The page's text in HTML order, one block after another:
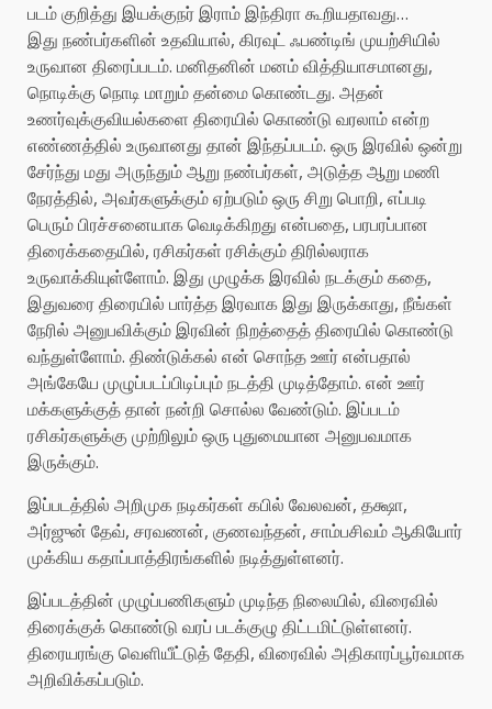
படம் குறித்து இயக்குநர் இராம் இந்திரா கூறியதாவது…
இது நண்பர்களின் உதவியால், கிரவுட் ஃபண்டிங் முயற்சியில்
உருவான திரைப்படம். மனிதனின் மனம் வித்தியாசமானது,
நொடிக்கு நொடி மாறும் தன்மை கொண்டது. அதன்
உணர்வுக்குவியல்களை திரையில் கொண்டு வரலாம் என்ற
எண்ணத்தில் உருவானது தான் இந்தப்படம். ஒரு இரவில் ஒன்று
சேர்ந்து மது அருந்தும் ஆறு நண்பர்கள், அடுத்த ஆறு மணி
நேரத்தில், அவர்களுக்கும் ஏற்படும் ஒரு சிறு பொறி, எப்படி
பெரும் பிரச்சனையாக வெடிக்கிறது என்பதை, பரபரப்பான
திரைக்கதையில், ரசிகர்கள் ரசிக்கும் திரில்லராக
உருவாக்கியுள்ளோம். இது முழுக்க இரவில் நடக்கும் கதை,
இதுவரை திரையில் பார்த்த இரவாக இது இருக்காது, நீங்கள்
நேரில் அனுபவிக்கும் இரவின் நிறத்தைத் திரையில் கொண்டு
வந்துள்ளோம். திண்டுக்கல் என் சொந்த ஊர் என்பதால்
அங்கேயே முழுப்படப்பிடிப்பும் நடத்தி முடித்தோம். என் ஊர்
மக்களுக்குத் தான் நன்றி சொல்ல வேண்டும். இப்படம்
ரசிகர்களுக்கு முற்றிலும் ஒரு புதுமையான அனுபவமாக
இருக்கும்.
இப்படத்தில் அறிமுக நடிகர்கள் கபில் வேலவன், தக்ஷா,
அர்ஜுன் தேவ், சரவணன், குணவந்தன், சாம்பசிவம் ஆகியோர்
முக்கிய கதாப்பாத்திரங்களில் நடித்துள்ளனர்.
இப்படத்தின் முழுப்பணிகளும் முடிந்த நிலையில், விரைவில்
திரைக்குக் கொண்டு வரப் படக்குழு திட்டமிட்டுள்ளனர்.
திரையரங்கு வெளியீட்டுத் தேதி, விரைவில் அதிகாரப்பூர்வமாக
அறிவிக்கப்படும்.